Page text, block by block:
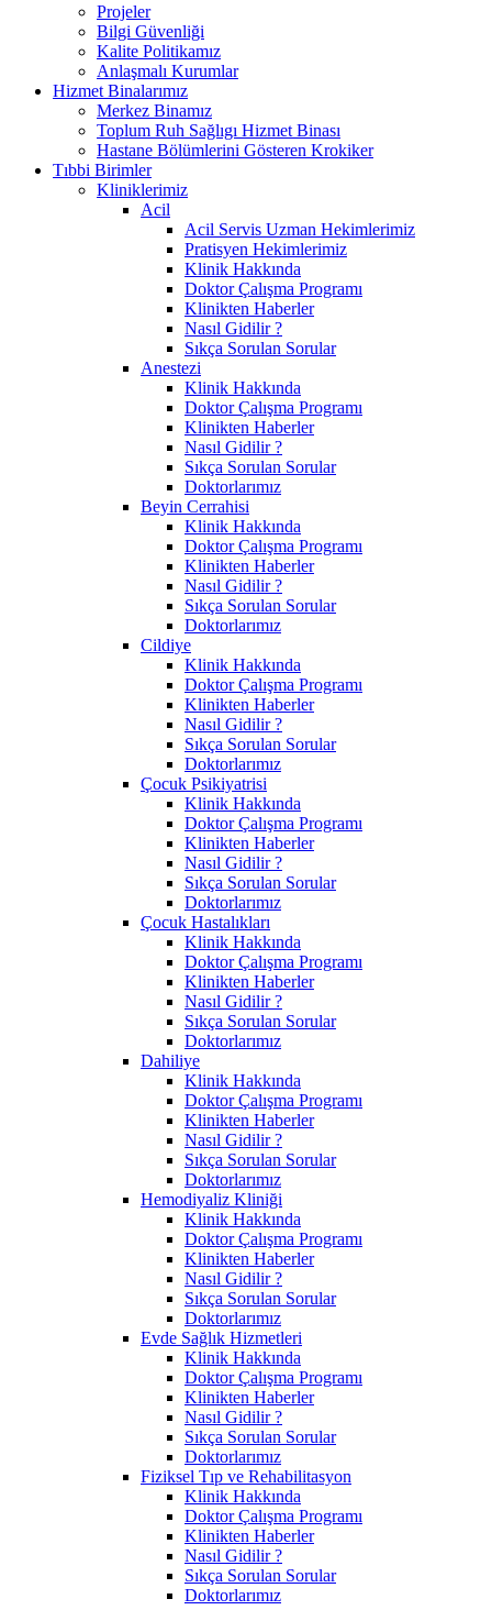
Projeler
Bilgi Güvenliği
Kalite Politikamız
Anlaşmalı Kurumlar
Hizmet Binalarımız
Merkez Binamız
Toplum Ruh Sağlıgı Hizmet Binası
Hastane Bölümlerini Gösteren Krokiker
Tıbbi Birimler
Kliniklerimiz
Acil
Acil Servis Uzman Hekimlerimiz
Pratisyen Hekimlerimiz
Klinik Hakkında
Doktor Çalışma Programı
Klinikten Haberler
Nasıl Gidilir ?
Sıkça Sorulan Sorular
Anestezi
Klinik Hakkında
Doktor Çalışma Programı
Klinikten Haberler
Nasıl Gidilir ?
Sıkça Sorulan Sorular
Doktorlarımız
Beyin Cerrahisi
Klinik Hakkında
Doktor Çalışma Programı
Klinikten Haberler
Nasıl Gidilir ?
Sıkça Sorulan Sorular
Doktorlarımız
Cildiye
Klinik Hakkında
Doktor Çalışma Programı
Klinikten Haberler
Nasıl Gidilir ?
Sıkça Sorulan Sorular
Doktorlarımız
Çocuk Psikiyatrisi
Klinik Hakkında
Doktor Çalışma Programı
Klinikten Haberler
Nasıl Gidilir ?
Sıkça Sorulan Sorular
Doktorlarımız
Çocuk Hastalıkları
Klinik Hakkında
Doktor Çalışma Programı
Klinikten Haberler
Nasıl Gidilir ?
Sıkça Sorulan Sorular
Doktorlarımız
Dahiliye
Klinik Hakkında
Doktor Çalışma Programı
Klinikten Haberler
Nasıl Gidilir ?
Sıkça Sorulan Sorular
Doktorlarımız
Hemodiyaliz Kliniği
Klinik Hakkında
Doktor Çalışma Programı
Klinikten Haberler
Nasıl Gidilir ?
Sıkça Sorulan Sorular
Doktorlarımız
Evde Sağlık Hizmetleri
Klinik Hakkında
Doktor Çalışma Programı
Klinikten Haberler
Nasıl Gidilir ?
Sıkça Sorulan Sorular
Doktorlarımız
Fiziksel Tıp ve Rehabilitasyon
Klinik Hakkında
Doktor Çalışma Programı
Klinikten Haberler
Nasıl Gidilir ?
Sıkça Sorulan Sorular
Doktorlarımız